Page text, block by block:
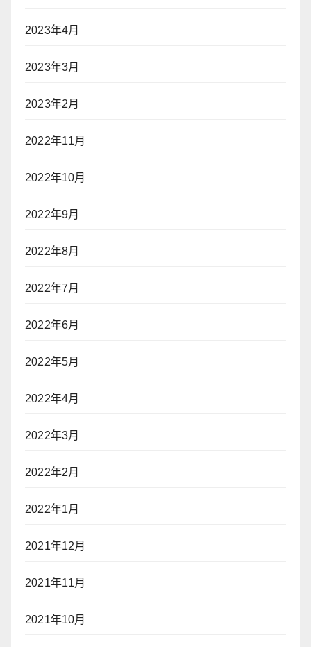
2023年4月
2023年3月
2023年2月
2022年11月
2022年10月
2022年9月
2022年8月
2022年7月
2022年6月
2022年5月
2022年4月
2022年3月
2022年2月
2022年1月
2021年12月
2021年11月
2021年10月